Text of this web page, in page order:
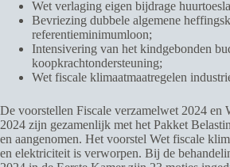
Wet verlaging eigen bijdrage
Bevriezing dubbele algemene
referentieminimumloon;
Intensivering van het kindgebonden
koopkrachtondersteuning;
Wet fiscale klimaatmaatregelen
De voorstellen Fiscale verzamelwet 2024 en
2024 zijn gezamenlijk met het Pakket
en aangenomen. Het voorstel Wet fiscale
en elektriciteit is verworpen. Bij de